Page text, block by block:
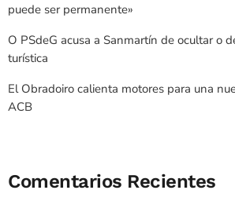
puede ser permanente»
O PSdeG acusa a Sanmartín de ocultar o
turística
El Obradoiro calienta motores para una
ACB
Comentarios Recientes